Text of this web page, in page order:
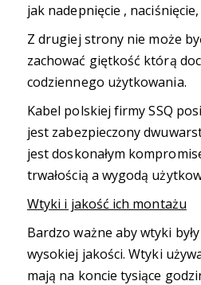
jak nadepnięcie ,
Z drugiej strony nie może
zachować giętkość którą
codziennego użytkowania.
Kabel polskiej firmy SSQ
jest zabezpieczony
jest doskonałym
trwałością a wygodą
Wtyki i jakość ich montażu
Bardzo ważne aby wtyki
wysokiej jakości. Wtyki
mają na koncie tysiące